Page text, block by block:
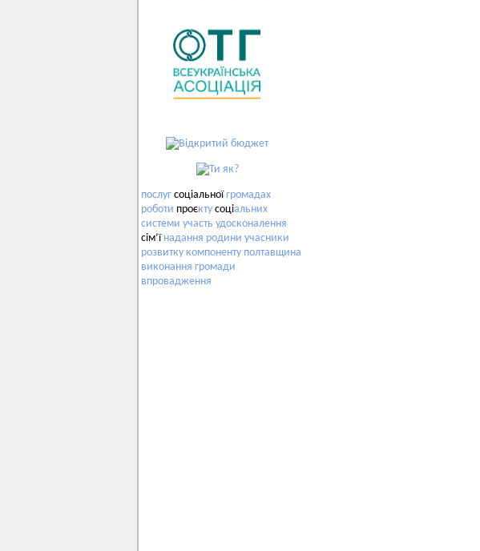
послуг соціальноїгромадах
роботи проєкту соціальних
системи участь удосконалення
сім’ї надання родини учасники
розвитку компоненту полтавщина
виконання громади
впровадження